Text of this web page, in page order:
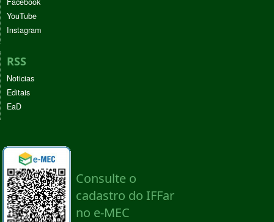
YouTube
Instagram
RSS
Noticias
Editais
EaD